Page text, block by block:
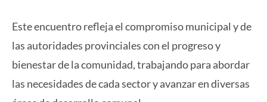
Este encuentro refleja el compromiso municipal y de
las autoridades provinciales con el progreso y
bienestar de la comunidad, trabajando para abordar
las necesidades de cada sector y avanzar en diversas